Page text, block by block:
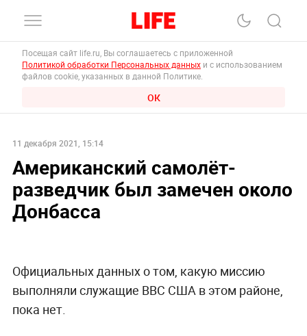
Посещая сайт life.ru, Вы соглашаетесь с приложенной
Политикой обработки Персональных данных и с использованием
файлов cookie, указанных в данной Политике.
ОК
11 декабря 2021, 15:14
Американский самолёт-
разведчик был замечен около
Донбасса
Официальных данных о том, какую миссию
выполняли служащие ВВС США в этом районе,
пока нет.